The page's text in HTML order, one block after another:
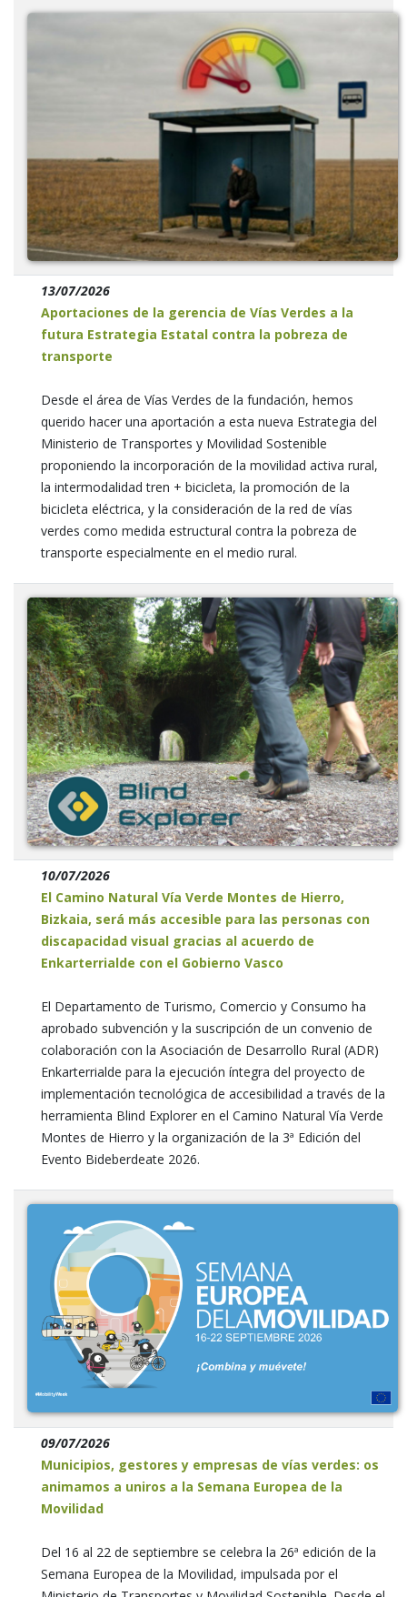
13/07/2026
Aportaciones de la gerencia de Vías Verdes a la
futura Estrategia Estatal contra la pobreza de
transporte
Desde el área de Vías Verdes de la fundación, hemos
querido hacer una aportación a esta nueva Estrategia del
Ministerio de Transportes y Movilidad Sostenible
proponiendo la incorporación de la movilidad activa rural,
la intermodalidad tren + bicicleta, la promoción de la
bicicleta eléctrica, y la consideración de la red de vías
verdes como medida estructural contra la pobreza de
transporte especialmente en el medio rural.
10/07/2026
El Camino Natural Vía Verde Montes de Hierro,
Bizkaia, será más accesible para las personas con
discapacidad visual gracias al acuerdo de
Enkarterrialde con el Gobierno Vasco
El Departamento de Turismo, Comercio y Consumo ha
aprobado subvención y la suscripción de un convenio de
colaboración con la Asociación de Desarrollo Rural (ADR)
Enkarterrialde para la ejecución íntegra del proyecto de
implementación tecnológica de accesibilidad a través de la
herramienta Blind Explorer en el Camino Natural Vía Verde
Montes de Hierro y la organización de la 3ª Edición del
Evento Bideberdeate 2026.
09/07/2026
Municipios, gestores y empresas de vías verdes: os
animamos a uniros a la Semana Europea de la
Movilidad
Del 16 al 22 de septiembre se celebra la 26ª edición de la
Semana Europea de la Movilidad, impulsada por el